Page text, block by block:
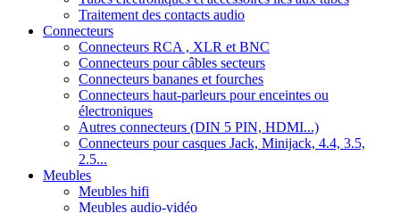
Traitement des contacts audio
Connecteurs
Connecteurs RCA , XLR et BNC
Connecteurs pour câbles secteurs
Connecteurs bananes et fourches
Connecteurs haut-parleurs pour enceintes ou
électroniques
Autres connecteurs (DIN 5 PIN, HDMI...)
Connecteurs pour casques Jack, Minijack, 4.4, 3.5,
2.5...
Meubles
Meubles hifi
Meubles audio-vidéo